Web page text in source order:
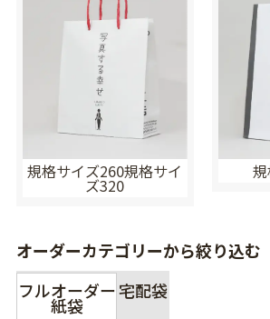
規格サイズ260規格サイ
ズ320
オーダーカテゴリーから絞り込む
フルオーダー
紙袋
宅配袋